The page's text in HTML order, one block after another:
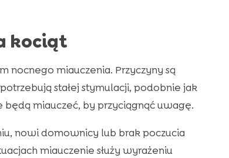
kociąt
nocnego miauczenia. Przyczyny są
stałej stymulacji, podobnie jak
miauczeć, by przyciągnąć uwagę.
nowi domownicy lub brak poczucia
miauczenie służy wyrażeniu